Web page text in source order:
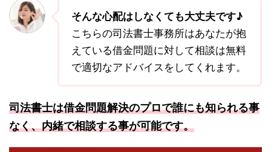
そんな心配はしなくても大丈夫です♪
こちらの司法書士事務所はあなたが抱
えている借金問題に対して相談は無料
で適切なアドバイスをしてくれます。
司法書士は借金問題解決のプロで誰にも知られる事
なく、内緒で相談する事が可能です。